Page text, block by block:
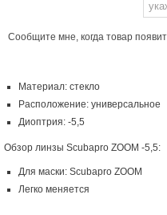
Сообщите мне, когда товар
Материал: стекло
Расположение: универсальное
Диоптрия: -5,5
Обзор линзы Scubapro ZOOM -5,5:
Для маски: Scubapro ZOOM
Легко меняется